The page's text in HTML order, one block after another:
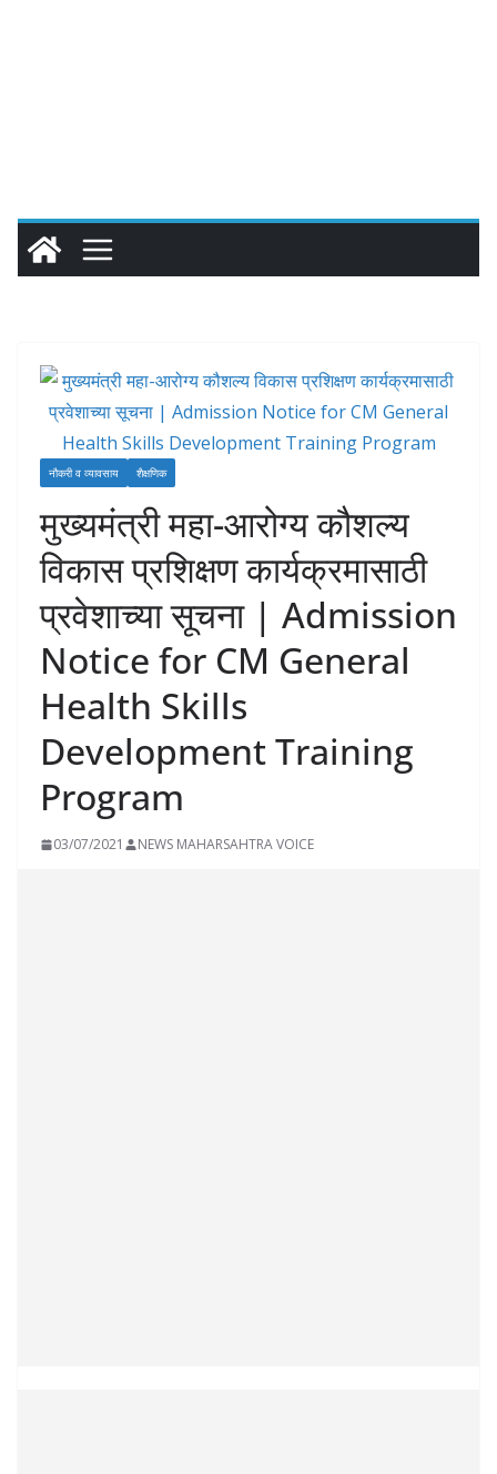
नौकरी व व्यावसाय शैक्षणिक
मुख्यमंत्री महा-आरोग्य कौशल्य
विकास प्रशिक्षण कार्यक्रमासाठी
प्रवेशाच्या सूचना | Admission
Notice for CM General
Health Skills
Development Training
Program
03/07/2021 NEWS MAHARSAHTRA VOICE